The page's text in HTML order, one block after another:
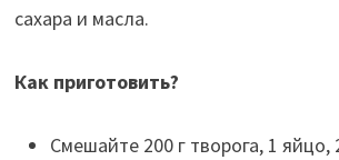
сахара и масла.
Как приготовить?
Смешайте 200 г творога, 1 яйцо,